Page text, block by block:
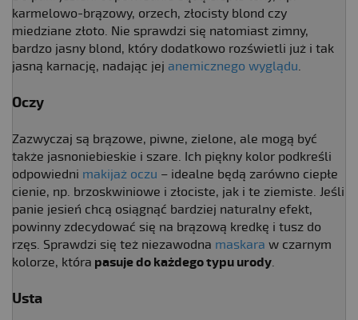
karmelowo-brązowy, orzech, złocisty blond czy
miedziane złoto. Nie sprawdzi się natomiast zimny,
bardzo jasny blond, który dodatkowo rozświetli już i tak
jasną karnację, nadając jej anemicznego wyglądu.
Oczy
Zazwyczaj są brązowe, piwne, zielone, ale mogą być
także jasnoniebieskie i szare. Ich piękny kolor podkreśli
odpowiedni makijaż oczu – idealne będą zarówno ciepłe
cienie, np. brzoskwiniowe i złociste, jak i te ziemiste. Jeśli
panie jesień chcą osiągnąć bardziej naturalny efekt,
powinny zdecydować się na brązową kredkę i tusz do
rzęs. Sprawdzi się też niezawodna maskara w czarnym
kolorze, która pasuje do każdego typu urody.
Usta